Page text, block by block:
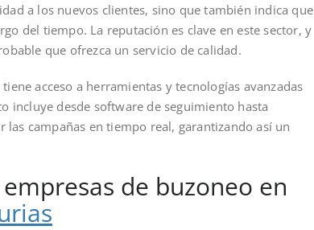
a los nuevos clientes, sino que también indica que
del tiempo. La reputación es clave en este sector, y
que ofrezca un servicio de calidad.
acceso a herramientas y tecnologías avanzadas
incluye desde software de seguimiento hasta
campañas en tiempo real, garantizando así un
de buzoneo en